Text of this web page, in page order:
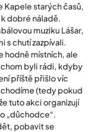
Kapele starých časů,
dobré náladě.
muziku Lášar,
s chutí zazpívali.
hodně místních, ale
byli rádi, kdyby
příště přišlo víc
(tedy pokud
tuto akci organizují
„důchodce“.
pobavit se